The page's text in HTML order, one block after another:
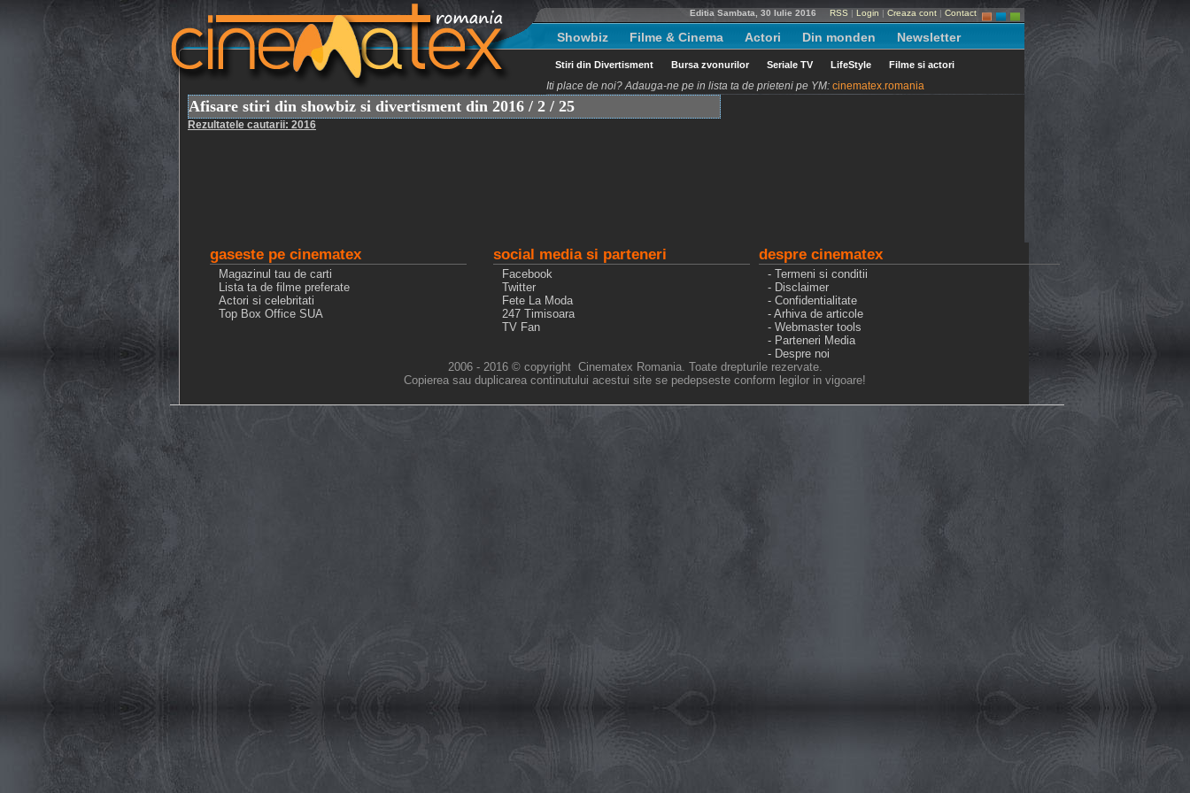
Editia Sambata, 30 Iulie 2016 RSS | Login | Creaza cont | Contact
Showbiz Filme & Cinema Actori Din monden Newsletter
Stiri din Divertisment Bursa zvonurilor Seriale TV LifeStyle Filme si actori
Iti place de noi? Adauga-ne pe in lista ta de prieteni pe YM: cinematex.romania
Afisare stiri din showbiz si divertisment din 2016 / 2 / 25
Rezultatele cautarii: 2016
gaseste pe cinematex
Magazinul tau de carti
Lista ta de filme preferate
Actori si celebritati
Top Box Office SUA
despre cinematex
- Termeni si conditii
- Disclaimer
- Confidentialitate
- Arhiva de articole
- Webmaster tools
- Parteneri Media
- Despre noi
social media si parteneri
Facebook
Twitter
Fete La Moda
247 Timisoara
TV Fan
2006 - 2016 © copyright Cinematex Romania. Toate drepturile rezervate.
Copierea sau duplicarea continutului acestui site se pedepseste conform legilor in vigoare!